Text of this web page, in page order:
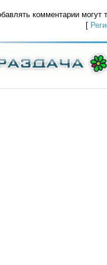
комментарии могут
[